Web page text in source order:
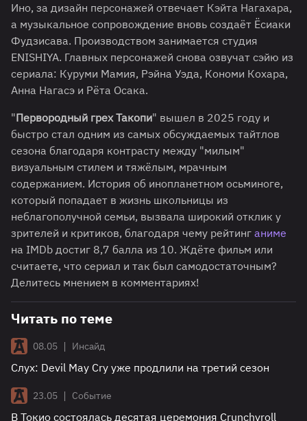
Ино, за дизайн персонажей отвечает Кэйта Нагахара,
а музыкальное сопровождение вновь создаёт Ёсиаки
Фудзисава. Производством занимается студия
ENISHIYA. Главных персонажей снова озвучат сэйю из
сериала: Куруми Мамия, Рэйна Уэда, Кономи Кохара,
Анна Нагасэ и Рёта Осака.
"Первородный грех Такопи" вышел в 2025 году и
быстро стал одним из самых обсуждаемых тайтлов
сезона благодаря контрасту между "милым"
визуальным стилем и тяжёлым, мрачным
содержанием. История об инопланетном осьминоге,
который попадает в жизнь школьницы из
неблагополучной семьи, вызвала широкий отклик у
зрителей и критиков, благодаря чему рейтинг аниме
на IMDb достиг 8,7 балла из 10. Ждёте фильм или
считаете, что сериал и так был самодостаточным?
Делитесь мнением в комментариях!
Читать по теме
08.05 | Инсайд
Слух: Devil May Cry уже продлили на третий сезон
23.05 | Событие
В Токио состоялась десятая церемония Crunchyroll